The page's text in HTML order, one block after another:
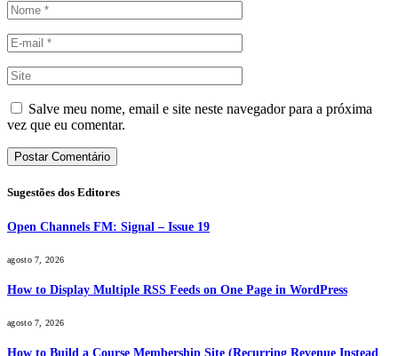
Salve meu nome, email e site neste navegador para a próxima
vez que eu comentar.
Sugestões dos Editores
Open Channels FM: Signal – Issue 19
agosto 7, 2026
How to Display Multiple RSS Feeds on One Page in WordPress
agosto 7, 2026
How to Build a Course Membership Site (Recurring Revenue Instead